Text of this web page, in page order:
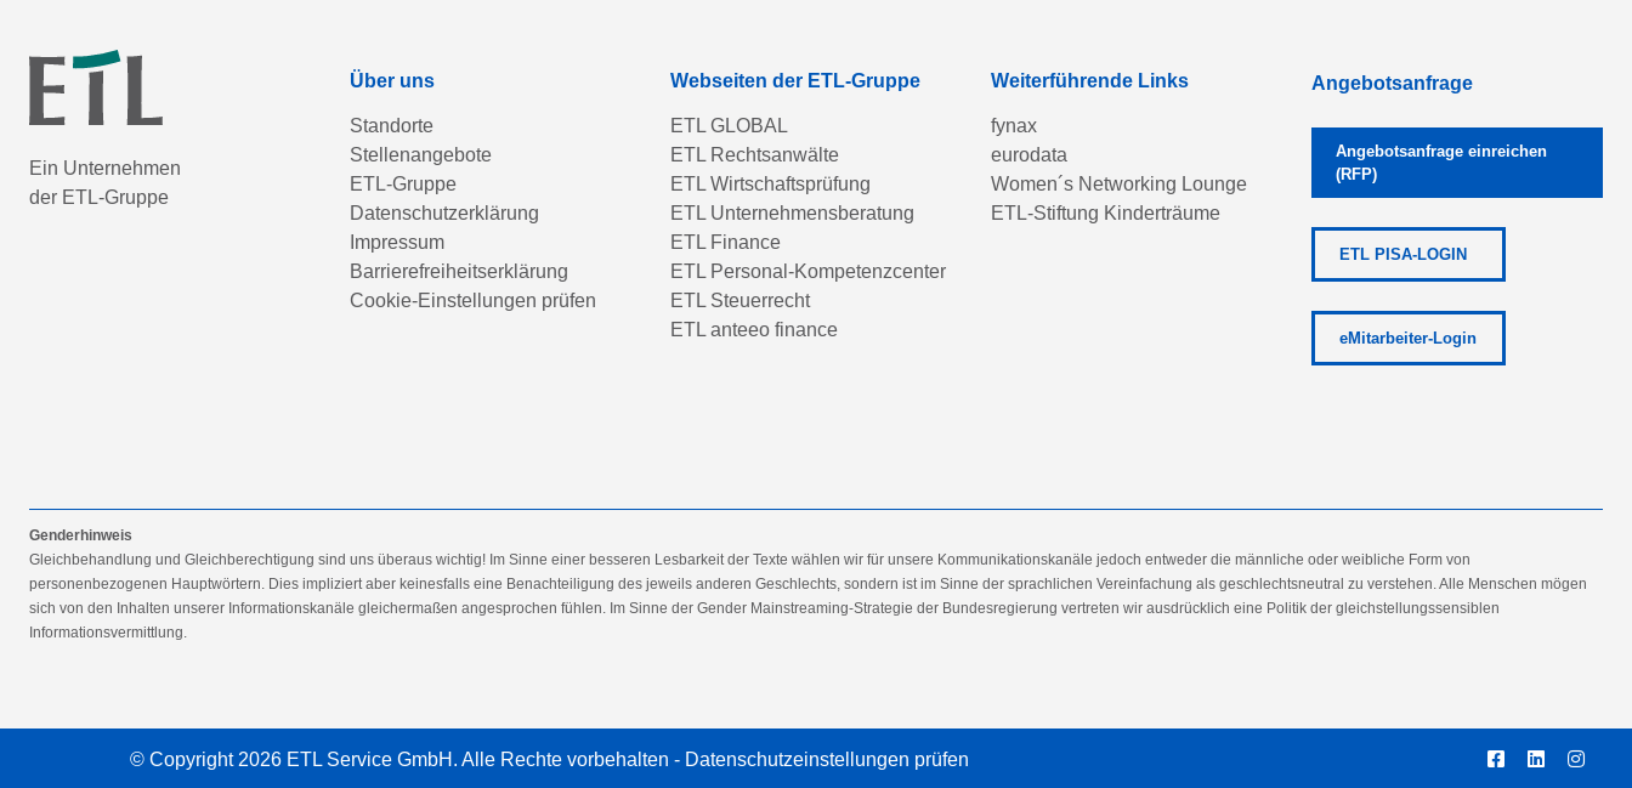
Ein Unternehmen
der ETL-Gruppe
Über uns
Standorte
Stellenangebote
ETL-Gruppe
Datenschutzerklärung
Impressum
Barrierefreiheitserklärung
Cookie-Einstellungen prüfen
Webseiten der ETL-Gruppe
ETL GLOBAL
ETL Rechtsanwälte
ETL Wirtschaftsprüfung
ETL Unternehmensberatung
ETL Finance
ETL Personal-Kompetenzcenter
ETL Steuerrecht
ETL anteeo finance
Weiterführende Links
fynax
eurodata
Women´s Networking Lounge
ETL-Stiftung Kinderträume
Angebotsanfrage
Angebotsanfrage einreichen
(RFP)
ETL PISA-LOGIN
eMitarbeiter-Login
Genderhinweis
Gleichbehandlung und Gleichberechtigung sind uns überaus wichtig! Im Sinne einer besseren Lesbarkeit der Texte wählen wir für unsere Kommunikationskanäle jedoch entweder die männliche oder weibliche Form von
personenbezogenen Hauptwörtern. Dies impliziert aber keinesfalls eine Benachteiligung des jeweils anderen Geschlechts, sondern ist im Sinne der sprachlichen Vereinfachung als geschlechtsneutral zu verstehen. Alle Menschen mögen
sich von den Inhalten unserer Informationskanäle gleichermaßen angesprochen fühlen. Im Sinne der Gender Mainstreaming-Strategie der Bundesregierung vertreten wir ausdrücklich eine Politik der gleichstellungssensiblen
Informationsvermittlung.
© Copyright 2026 ETL Service GmbH. Alle Rechte vorbehalten - Datenschutzeinstellungen prüfen